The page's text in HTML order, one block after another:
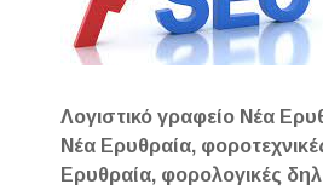
Λογιστικό γραφείο Νέα
Νέα Ερυθραία,
Ερυθραία, φορολογικές